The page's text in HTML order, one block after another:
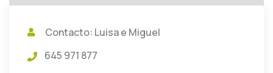
Contacto: Luisa e Miguel
645 971 877